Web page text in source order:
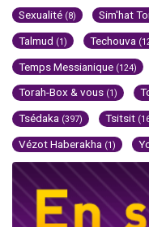
Sexualité (8) Sim'hat
Talmud (1) Techouva
Temps Messianique (124)
Torah-Box & vous (1)
Tsédaka (397) Tsitsit
Vézot Haberakha (1)